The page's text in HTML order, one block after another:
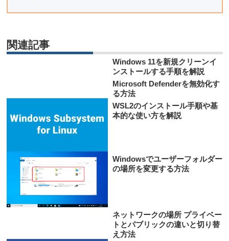
関連記事
Windows 11を新規クリーンイ
ンストールする手順を解説
Microsoft Defenderを無効化す
る方法
WSL2のインストール手順や基
本的な使い方を解説
Windowsでユーザーフォルダー
の場所を変更する方法
ネットワークの場所 プライベー
トとパブリックの違いと切り替
え方法